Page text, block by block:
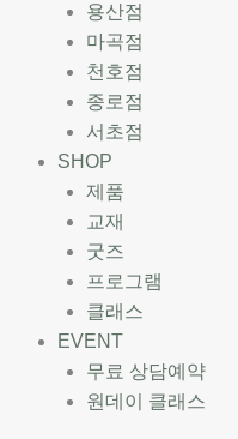
용산점
마곡점
천호점
종로점
서초점
SHOP
제품
교재
굿즈
프로그램
클래스
EVENT
무료 상담예약
원데이 클래스